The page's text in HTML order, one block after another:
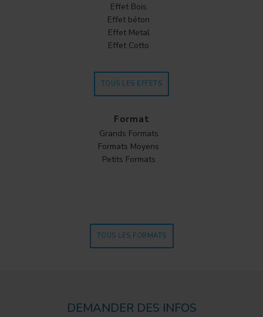
Effet Bois
Effet béton
Effet Metal
Effet Cotto
TOUS LES EFFETS
Format
Grands Formats
Formats Moyens
Petits Formats
TOUS LES FORMATS
DEMANDER DES INFOS